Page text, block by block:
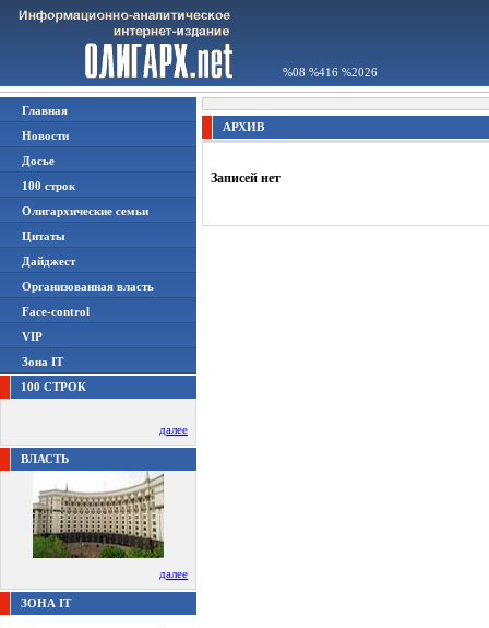
%08 %416 %2026
Главная
Новости
Досье
100 строк
Олигархические семьи
Цитаты
Дайджест
Организованная власть
Face-control
VIP
Зона IT
100 СТРОК
далее
ВЛАСТЬ
далее
ЗОНА IT
АРХИВ
Записей нет